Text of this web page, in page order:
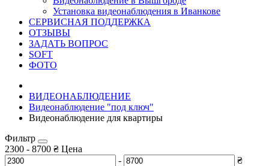
Установка видеонаблюдения в Иванкове
СЕРВИСНАЯ ПОДДЕРЖКА
ОТЗЫВЫ
ЗАДАТЬ ВОПРОС
SOFT
ФОТО
ВИДЕОНАБЛЮДЕНИЕ
Видеонаблюдение "под ключ"
Видеонаблюдение для квартиры
Фильтр
2300 - 8700 ₴ Цена
-
₴